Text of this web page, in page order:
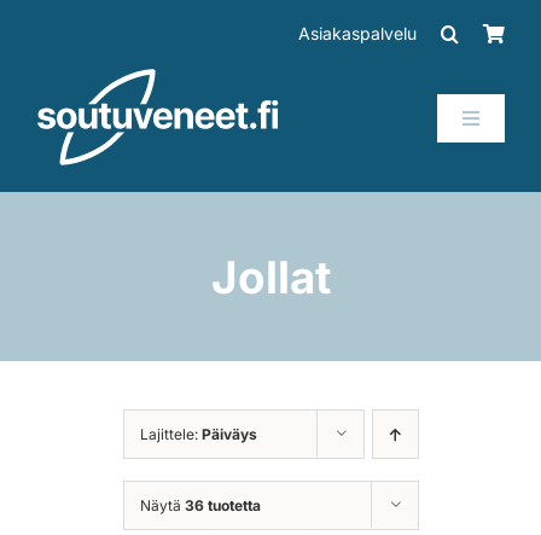
Asiakaspalvelu
Toggle
Jollat
Lajittele: Päiväys
Näytä 36 tuotetta